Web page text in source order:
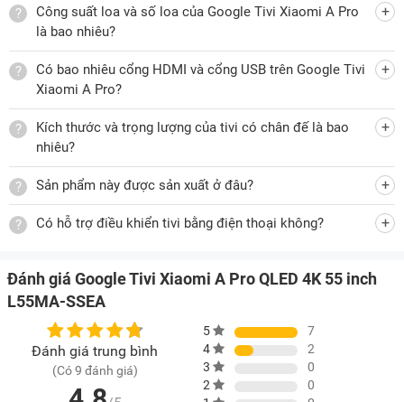
Công nghệ HDR10 trên tivi Xiaomi L55MA-SSEA có khả
ảnh hiển thị chi tiết, sắc nét. Công nghệ HLG cho phép hình
ảnh đạt được độ tương phản cao hơn, giúp hình ảnh chân
thật hơn. Ngoài ra,tivi Xiaomicòn được ứng dụng công
nghệ tiêu chuẩn gam màu DCI-P3, tiêu chuẩn mà công nghệ
phim Hollywood sử dụng để đảm bảo màu sắc có độ chân
thực hơn.
Google tivi Xiaomi A Pro QLED 4K 55 inch L55MA-SSEA sở
hữu 2 loa với tổng công suất lên tới 20W, mang đến âm
thanh sống động, rõ nét. Công nghệ Dolby Audio và DTS X
tạo ra âm thanh chân thực hơn. Ngoài ra, công nghệ DTS
Virtual X còn tạo ra âm thanh ba chiều cho trải nghiệm như
Công suất loa và số loa của Google Tivi Xiaomi A Pro
là bao nhiêu?
Có bao nhiêu cổng HDMI và cổng USB trên Google Tivi
Xiaomi A Pro?
Kích thước và trọng lượng của tivi có chân đế là bao
nhiêu?
Sản phẩm này được sản xuất ở đâu?
Có hỗ trợ điều khiển tivi bằng điện thoại không?
Đánh giá Google Tivi Xiaomi A Pro QLED 4K 55 inch
L55MA-SSEA
Đánh giá trung bình
(Có 9 đánh giá)
5
7
4
2
3
0
2
0